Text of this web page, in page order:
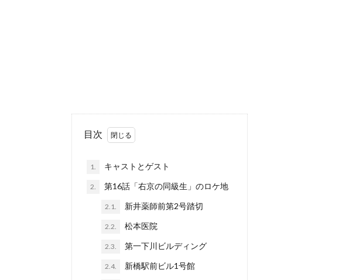
目次
1. キャストとゲスト
2. 第16話「右京の同級生」のロケ地
2.1. 新井薬師前第2号踏切
2.2. 松本医院
2.3. 第一下川ビルディング
2.4. 新橋駅前ビル1号館